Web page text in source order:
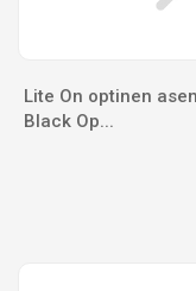
Lite On optinen
Black Op...